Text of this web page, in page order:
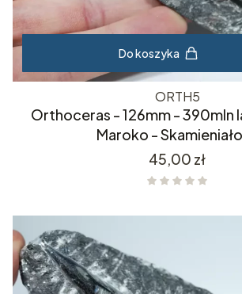
Do koszyka
ORTH5
Orthoceras - 126mm - 390mln
Maroko -
Cena
45,00 zł